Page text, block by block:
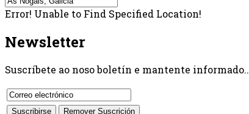
Error! Unable to Find Specified Location!
Newsletter
Suscríbete ao noso boletín e mantente informado..